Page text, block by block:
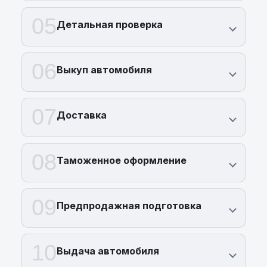
программе.
автомобиле – он уже здесь. Узнайте больше
или оставьте заявку по номеру
689 20 20
05Детальная проверка
06Выкуп автомобиля
07Доставка
08Таможенное оформление
09Предпродажная подготовка
10Выдача автомобиля